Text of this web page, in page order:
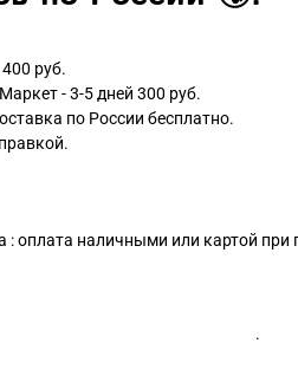
руб.
- 3-5 дней 300 руб.
по России бесплатно.
: оплата наличными или картой при
.